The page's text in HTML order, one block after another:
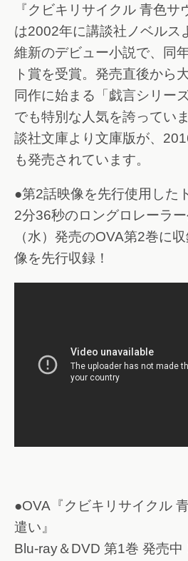
『クビキリサイクル 青色サ
は2002年に講談社ノベルス
維新のデビュー小説で、同
ト賞を受賞。発売直後から
同作に始まる「戯言シリー
でも特別な人気を誇ってい
談社文庫より文庫版が、
も発売されています。
●第2話映像を先行使用した
2分36秒のロングロレーラ
（水）発売のOVA第2巻に
像を先行収録！
●OVA『クビキリサイクル
遣い』
Blu-ray＆DVD 第1巻 発売中